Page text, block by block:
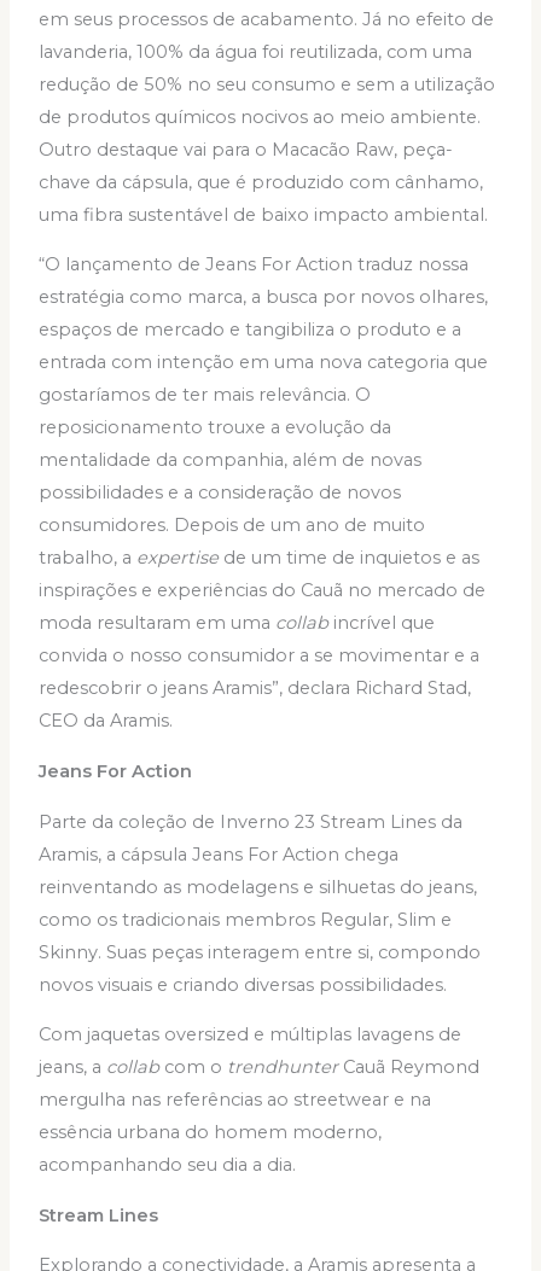
em seus processos de acabamento. Já no efeito de
lavanderia, 100% da água foi reutilizada, com uma
redução de 50% no seu consumo e sem a utilização
de produtos químicos nocivos ao meio ambiente.
Outro destaque vai para o Macacão Raw, peça-
chave da cápsula, que é produzido com cânhamo,
uma fibra sustentável de baixo impacto ambiental.
“O lançamento de Jeans For Action traduz nossa
estratégia como marca, a busca por novos olhares,
espaços de mercado e tangibiliza o produto e a
entrada com intenção em uma nova categoria que
gostaríamos de ter mais relevância. O
reposicionamento trouxe a evolução da
mentalidade da companhia, além de novas
possibilidades e a consideração de novos
consumidores. Depois de um ano de muito
trabalho, a expertisede um time de inquietos e as
inspirações e experiências do Cauã no mercado de
moda resultaram em uma collab incrível que
convida o nosso consumidor a se movimentar e a
redescobrir o jeans Aramis”, declara Richard Stad,
CEO da Aramis.
Jeans For Action
Parte da coleção de Inverno 23 Stream Lines da
Aramis, a cápsula Jeans For Action chega
reinventando as modelagens e silhuetas do jeans,
como os tradicionais membros Regular, Slim e
Skinny. Suas peças interagem entre si, compondo
novos visuais e criando diversas possibilidades.
Com jaquetas oversized e múltiplas lavagens de
jeans, a collabcom o trendhunterCauã Reymond
mergulha nas referências ao streetwear e na
essência urbana do homem moderno,
acompanhando seu dia a dia.
Stream Lines
Explorando a conectividade, a Aramis apresenta a